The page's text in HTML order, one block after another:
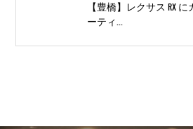
【豊橋】レクサス RX に
ーティ...